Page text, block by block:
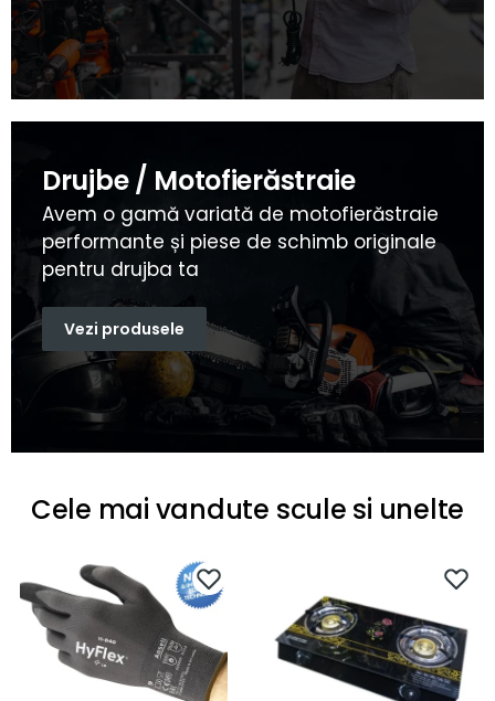
Drujbe / Motofierăstraie
Avem o gamă variată de motofierăstraie
performante și piese de schimb originale
pentru drujba ta
Vezi produsele
Cele mai vandute scule si unelte